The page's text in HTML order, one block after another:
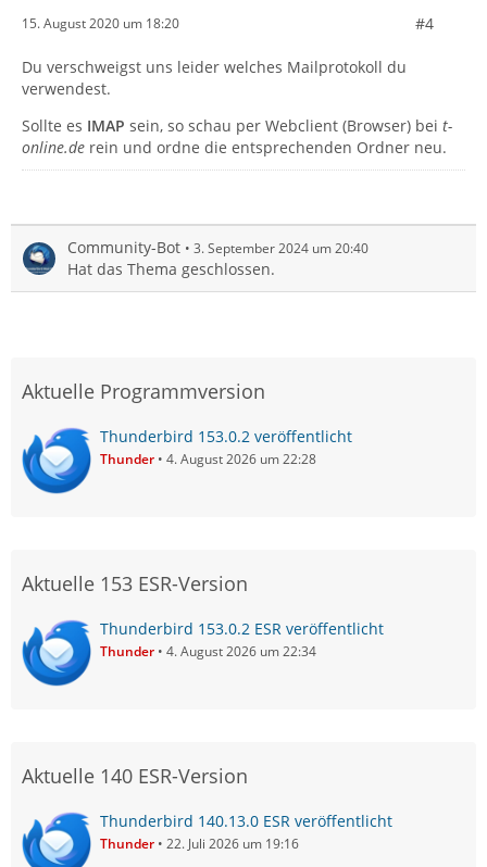
15. August 2020 um 18:20 #4
Du verschweigst uns leider welches Mailprotokoll du
verwendest.
Sollte es IMAP sein, so schau per Webclient (Browser) bei t-
online.de rein und ordne die entsprechenden Ordner neu.
Community-Bot 3. September 2024 um 20:40
Hat das Thema geschlossen.
Aktuelle Programmversion
Thunderbird 153.0.2 veröffentlicht
Thunder 4. August 2026 um 22:28
Aktuelle 153 ESR-Version
Thunderbird 153.0.2 ESR veröffentlicht
Thunder 4. August 2026 um 22:34
Aktuelle 140 ESR-Version
Thunderbird 140.13.0 ESR veröffentlicht
Thunder 22. Juli 2026 um 19:16